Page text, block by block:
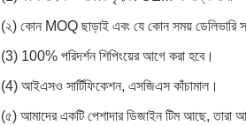
(২) কোন MOQ ছাড়াই এবং যে কোন সময় ডেলিভারি সহ
(3) 100% পরিদর্শন শিপিংয়ের আগে করা হবে।
(4) আইএসও সার্টিফিকেশন, এসজিএস কাঁচামাল।
(৫) আমাদের একটি পেশাদার ডিজাইন টিম আছে,